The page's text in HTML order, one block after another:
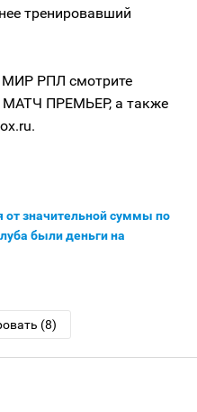
тренировавший
МИР РПЛ смотрите
МАТЧ ПРЕМЬЕР, а также
от значительной суммы по
были деньги на
(8)